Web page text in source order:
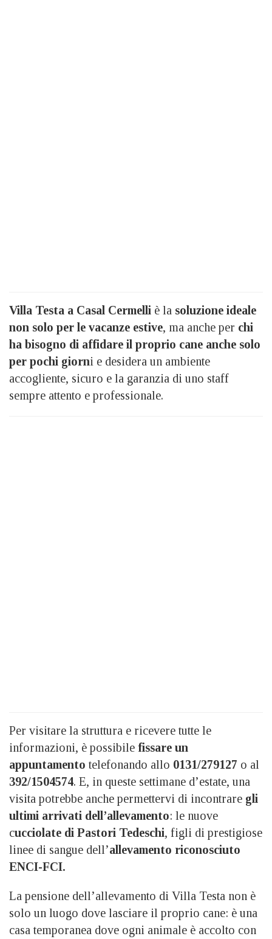
Villa Testa a Casal Cermelli è la soluzione ideale
non solo per le vacanze estive, ma anche per chi
ha bisogno di affidare il proprio cane anche solo
per pochi giorni e desidera un ambiente
accogliente, sicuro e la garanzia di uno staff
sempre attento e professionale.
Per visitare la struttura e ricevere tutte le
informazioni, è possibile fissare un
appuntamento telefonando allo 0131/279127 o al
392/1504574. E, in queste settimane d’estate, una
visita potrebbe anche permettervi di incontrare gli
ultimi arrivati dell’allevamento: le nuove
cucciolate di Pastori Tedeschi, figli di prestigiose
linee di sangue dell’allevamento riconosciuto
ENCI-FCI.
La pensione dell’allevamento di Villa Testa non è
solo un luogo dove lasciare il proprio cane: è una
casa temporanea dove ogni animale è accolto con